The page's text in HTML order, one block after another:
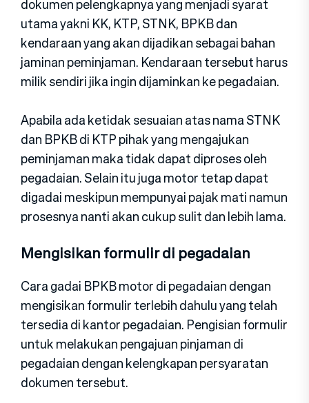
dokumen pelengkapnya yang menjadi syarat
utama yakni KK, KTP, STNK, BPKB dan
kendaraan yang akan dijadikan sebagai bahan
jaminan peminjaman. Kendaraan tersebut harus
milik sendiri jika ingin dijaminkan ke pegadaian.
Apabila ada ketidak sesuaian atas nama STNK
dan BPKB di KTP pihak yang mengajukan
peminjaman maka tidak dapat diproses oleh
pegadaian. Selain itu juga motor tetap dapat
digadai meskipun mempunyai pajak mati namun
prosesnya nanti akan cukup sulit dan lebih lama.
Mengisikan formulir di pegadaian
Cara gadai BPKB motor di pegadaian dengan
mengisikan formulir terlebih dahulu yang telah
tersedia di kantor pegadaian. Pengisian formulir
untuk melakukan pengajuan pinjaman di
pegadaian dengan kelengkapan persyaratan
dokumen tersebut.